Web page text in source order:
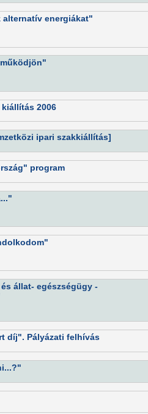
energiákat"
2006
ipari szakkiállítás]
program
állat- egészségügy -
díj". Pályázati felhívás